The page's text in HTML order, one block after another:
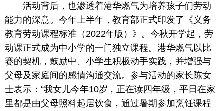
活动背后，也渗透着港华燃气为培养孩子们劳动
能力的深意。今年上半年，教育部正式印发了《义务
教育劳动课程标准（2022年版）》。今秋开学起，劳
动课正式成为中小学的一门独立课程。港华燃气以比
赛的契机，鼓励中、小学生积极动手实践，并增强与
父母及家庭间的感情沟通交流。参与活动的家长陈女
士表示：“我女儿今年10岁，正在读四年级， 平日在家
里都是由父母照料起居饮食，通过暑期参加烹饪课程